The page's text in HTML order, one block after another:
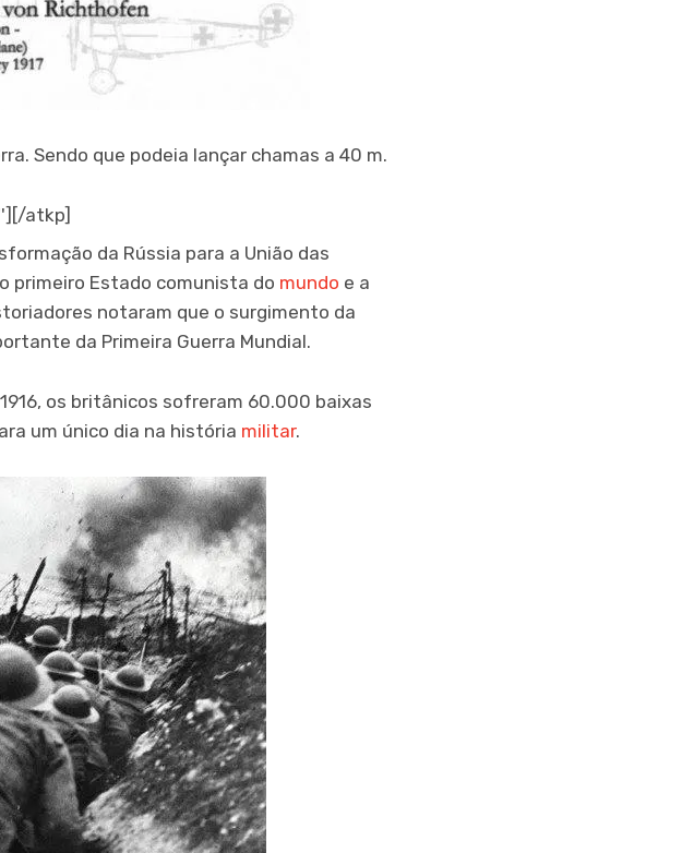
Sendo que podeia lançar chamas a 40 m.
atkp]
da Rússia para a União das
primeiro Estado comunista do mundo e a
notaram que o surgimento da
da Primeira Guerra Mundial.
os britânicos sofreram 60.000 baixas
um único dia na história militar.